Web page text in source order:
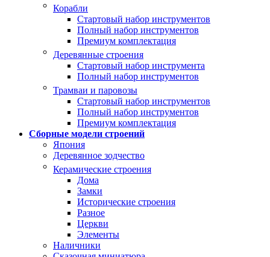
Корабли
Стартовый набор инструментов
Полный набор инструментов
Премиум комплектация
Деревянные строения
Стартовый набор инструмента
Полный набор инструментов
Трамваи и паровозы
Стартовый набор инструментов
Полный набор инструментов
Премиум комплектация
Сборные модели строений
Япония
Деревянное зодчество
Керамические строения
Дома
Замки
Исторические строения
Разное
Церкви
Элементы
Наличники